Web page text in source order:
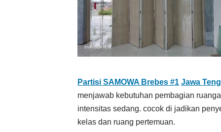
Partisi SAMOWA Brebes #1 Jawa
menjawab kebutuhan pembagian
intensitas sedang. cocok di jadikan
kelas dan ruang pertemuan.